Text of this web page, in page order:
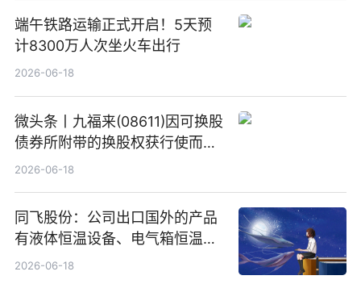
端午铁路运输正式开启！5天预
计8300万人次坐火车出行
2026-06-18
微头条丨九福来(08611)因可换股
债券所附带的换股权获行使而发
行5200万股
2026-06-18
同飞股份：公司出口国外的产品
有液体恒温设备、电气箱恒温装
置、纯水冷却单元和特种换热器
2026-06-18